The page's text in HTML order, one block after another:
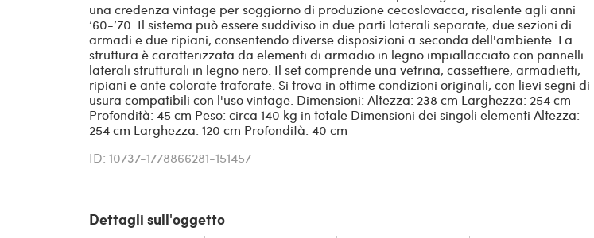
una credenza vintage per soggiorno di produzione cecoslovacca, risalente agli anni
’60-’70. Il sistema può essere suddiviso in due parti laterali separate, due sezioni di
armadi e due ripiani, consentendo diverse disposizioni a seconda dell'ambiente. La
struttura è caratterizzata da elementi di armadio in legno impiallacciato con pannelli
laterali strutturali in legno nero. Il set comprende una vetrina, cassettiere, armadietti,
ripiani e ante colorate traforate. Si trova in ottime condizioni originali, con lievi segni di
usura compatibili con l'uso vintage. Dimensioni: Altezza: 238 cm Larghezza: 254 cm
Profondità: 45 cm Peso: circa 140 kg in totale Dimensioni dei singoli elementi Altezza:
254 cm Larghezza: 120 cm Profondità: 40 cm
ID: 10737-1778866281-151457
Dettagli sull'oggetto